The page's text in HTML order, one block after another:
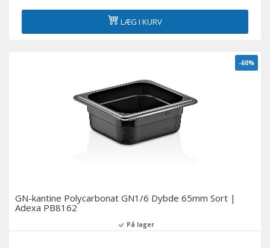
LÆG I KURV
-60%
GN-kantine Polycarbonat GN1/6 Dybde 65mm Sort |
Adexa PB8162
På lager